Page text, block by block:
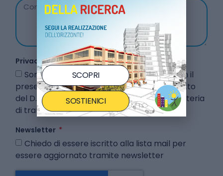
Privacy e Policy
Sono a conoscenza che i dati acquisiti con il
presente modulo saranno trattati nel rispetto
del D. Lgs. 196/2003 e Reg UE 679/2016 in materia
di trattamento dei dati personali
Newsletter
Chiedo di essere iscritto alla lista mail per
essere aggiornato tramite newsletter
SCOPRI
SOSTIENICI